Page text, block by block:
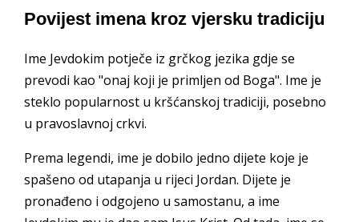
Povijest imena kroz vjersku tradiciju
Ime Jevdokim potječe iz grčkog jezika gdje se
prevodi kao "onaj koji je primljen od Boga". Ime je
steklo popularnost u kršćanskoj tradiciji, posebno
u pravoslavnoj crkvi.
Prema legendi, ime je dobilo jedno dijete koje je
spašeno od utapanja u rijeci Jordan. Dijete je
pronađeno i odgojeno u samostanu, a ime